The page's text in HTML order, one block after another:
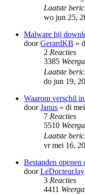
Laatste
wo jun 25,
Malware bij
doorGerardKB »
2 Reacties
3385
Laatste
do jun 19,
Waarom verschil
doorJanus » di
7 Reacties
5510
Laatste
vr mei 16,
Bestanden
doorLeDocteurJay
3 Reacties
4411